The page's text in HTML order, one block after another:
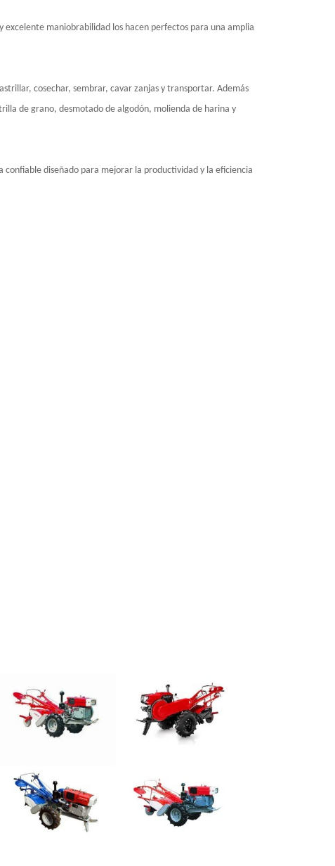
maniobrabilidad los hacen perfectos para una amplia
cosechar, sembrar, cavar zanjas y transportar. Además
de grano, desmotado de algodón, molienda de harina y
confiable diseñado para mejorar la productividad y la eficiencia